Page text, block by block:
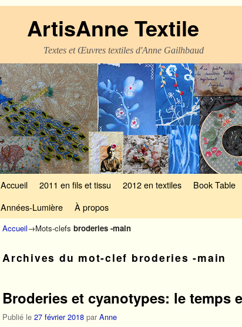
ArtisAnne Textile
Textes et Œuvres textiles d'Anne Gailhbaud
Accueil 2011 en fils et tissu 2012 en textiles Book Table
Années-Lumière
À propos
Accueil→Mots-clefs broderies -main
Archives du mot-clef broderies -main
Broderies et cyanotypes: le temps
Publié le 27 février 2018 par Anne